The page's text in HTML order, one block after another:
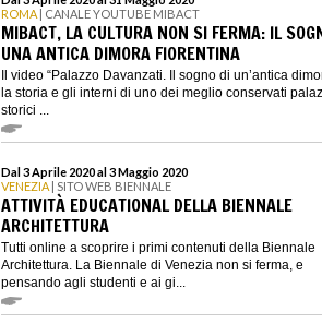
ROMA | CANALE YOUTUBE MIBACT
MIBACT, LA CULTURA NON SI FERMA: IL
UNA ANTICA DIMORA FIORENTINA
Il video “Palazzo Davanzati. Il sogno di un’antica
la storia e gli interni di uno dei meglio conservati
storici ...
Dal 3 Aprile 2020 al 3 Maggio 2020
VENEZIA | SITO WEB BIENNALE
ATTIVITÀ EDUCATIONAL DELLA BIENNALE
ARCHITETTURA
Tutti online a scoprire i primi contenuti della Biennale
Architettura. La Biennale di Venezia non si ferma, e
pensando agli studenti e ai gi...